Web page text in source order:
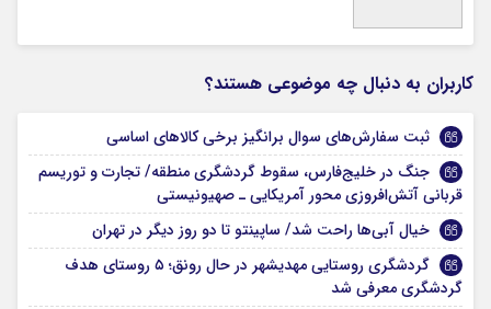
کاربران به دنبال چه موضوعی هستند؟
ثبت سفارش‌های سوال برانگیز برخی کالاهای اساسی
جنگ در خلیج‌فارس، سقوط گردشگری منطقه/ تجارت و توریسم
قربانی آتش‌افروزی محور آمریکایی ـ صهیونیستی
خیال آبی‌ها راحت شد/ ساپینتو تا دو روز دیگر در تهران
گردشگری روستایی مهدیشهر در حال رونق؛ ۵ روستای هدف
گردشگری معرفی شد